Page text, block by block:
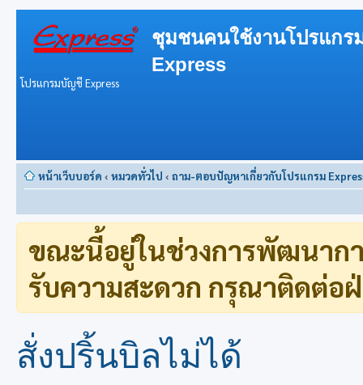
ชุมชนคนใช้งานโปรแก
Express
โปรแกรมบัญชี Express
หน้าเว็บบอร์ด ‹ หมวดทั่วไป ‹ ถาม-ตอบปัญหาเกี่ยวกับโปรแกรม
ขณะนี้อยู่ในช่วงการพัฒนาก
รับความสะดวก กรุณาติดต่อ
สั่งปริ้นบิลไม่ได้